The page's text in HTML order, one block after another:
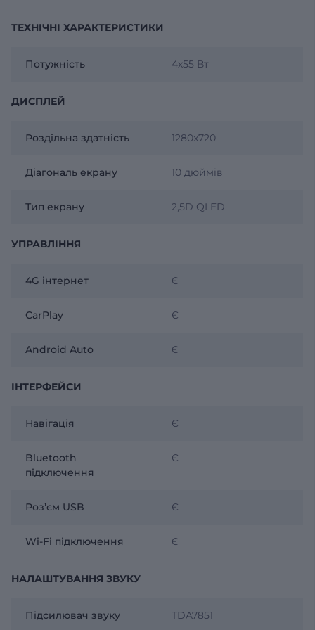
ТЕХНІЧНІ ХАРАКТЕРИСТИКИ
Потужність 4х55 Вт
ДИСПЛЕЙ
Роздільна здатність 1280x720
Діагональ екрану 10 дюймів
Тип екрану 2,5D QLED
УПРАВЛІННЯ
4G інтернет Є
CarPlay Є
Android Auto Є
ІНТЕРФЕЙСИ
Навігація Є
Bluetooth
підключення
Є
Розʼєм USB Є
Wi-Fi підключення Є
НАЛАШТУВАННЯ ЗВУКУ
Підсилювач звуку TDA7851